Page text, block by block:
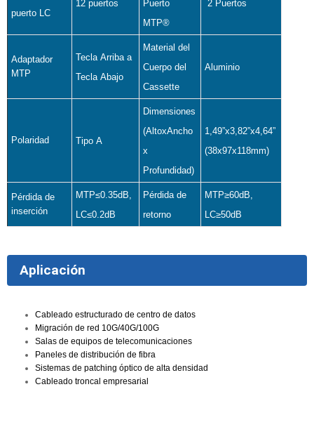
puerto LC
12 puertos
Puerto
MTP®
2 Puertos
Adaptador
MTP
Tecla Arriba a
Tecla Abajo
Material del
Cuerpo del
Cassette
Aluminio
Polaridad Tipo A
Dimensiones
(AltoxAncho
x
Profundidad)
1,49”x3,82”x4,64”
(38x97x118mm)
Pérdida de
inserción
MTP≤0.35dB,
LC≤0.2dB
Pérdida de
retorno
MTP≥60dB,
LC≥50dB
Aplicación
Cableado estructurado de centro de datos
Migración de red 10G/40G/100G
Salas de equipos de telecomunicaciones
Paneles de distribución de fibra
Sistemas de patching óptico de alta densidad
Cableado troncal empresarial